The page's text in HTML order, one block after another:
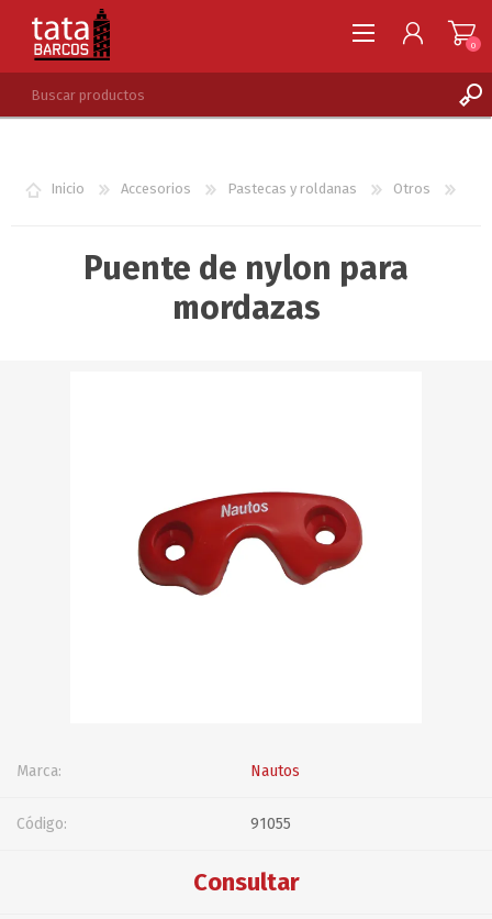
LISTA DE DESEOS
0
Inicio Accesorios Pastecas y roldanas Otros
Puente de nylon para
mordazas
Marca: Nautos
Código: 91055
Consultar